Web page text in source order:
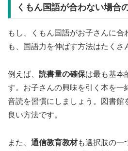
くもん国語が合わない場合
もし、くもん国語がお子さんに合
も、国語力を伸ばす方法はたくさ
例えば、 読書量の確保は最も基本
す。お子さんの興味を引く本を一
音読を習慣にしましょう。図書館
良い方法です。
また、 通信教育教材も選択肢の一